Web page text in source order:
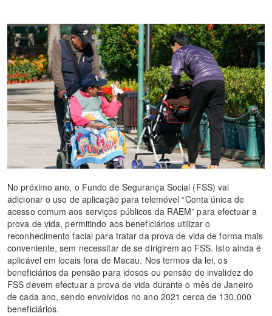
No próximo ano, o Fundo de Segurança Social (FSS) vai
adicionar o uso de aplicação para telemóvel “Conta única de
acesso comum aos serviços públicos da RAEM” para efectuar a
prova de vida, permitindo aos beneficiários utilizar o
reconhecimento facial para tratar da prova de vida de forma mais
conveniente, sem necessitar de se dirigirem ao FSS. Isto ainda é
aplicável em locais fora de Macau. Nos termos da lei, os
beneficiários da pensão para idosos ou pensão de invalidez do
FSS devem efectuar a prova de vida durante o mês de Janeiro
de cada ano, sendo envolvidos no ano 2021 cerca de 130.000
beneficiários.